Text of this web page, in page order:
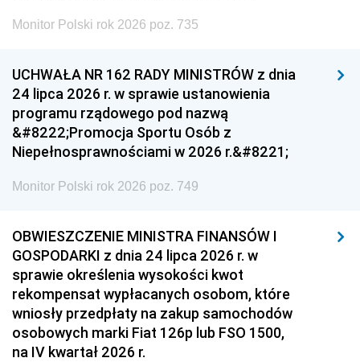
Monitor Polski rok 2026 poz. 735
UCHWAŁA NR 162 RADY MINISTRÓW z dnia
24 lipca 2026 r. w sprawie ustanowienia
programu rządowego pod nazwą
&#8222;Promocja Sportu Osób z
Niepełnosprawnościami w 2026 r.&#8221;
Monitor Polski rok 2026 poz. 749
OBWIESZCZENIE MINISTRA FINANSÓW I
GOSPODARKI z dnia 24 lipca 2026 r. w
sprawie określenia wysokości kwot
rekompensat wypłacanych osobom, które
wniosły przedpłaty na zakup samochodów
osobowych marki Fiat 126p lub FSO 1500,
na IV kwartał 2026 r.